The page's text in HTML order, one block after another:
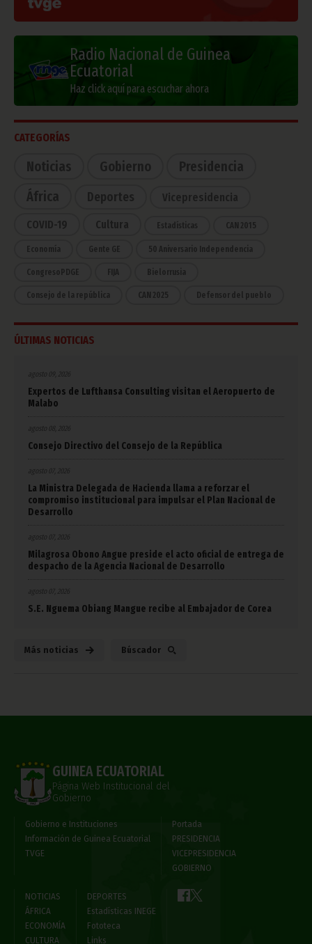
Radio Nacional de Guinea
Ecuatorial
Haz click aquí para escuchar ahora
CATEGORÍAS
Noticias Gobierno
Presidencia
África
Deportes Vicepresidencia
COVID-19 Cultura Estadísticas CAN 2015
Economía Gente GE 50 Aniversario Independencia
CongresoPDGE FIJA Bielorrusia
Consejo de la república CAN 2025 Defensor del pueblo
ÚLTIMAS NOTICIAS
agosto 09, 2026
Expertos de Lufthansa Consulting visitan el Aeropuerto de
Malabo
agosto 08, 2026
Consejo Directivo del Consejo de la República
agosto 07, 2026
La Ministra Delegada de Hacienda llama a reforzar el
compromiso institucional para impulsar el Plan Nacional de
Desarrollo
agosto 07, 2026
Milagrosa Obono Angue preside el acto oficial de entrega de
despacho de la Agencia Nacional de Desarrollo
agosto 07, 2026
S.E. Nguema Obiang Mangue recibe al Embajador de Corea
Más noticias Búscador
GUINEA ECUATORIAL
Página Web Institucional del
Gobierno
Gobierno e Instituciones
Información de Guinea Ecuatorial
TVGE
Portada
PRESIDENCIA
VICEPRESIDENCIA
GOBIERNO
NOTICIAS
ÁFRICA
ECONOMÍA
CULTURA
DEPORTES
Estadísticas INEGE
Fototeca
Links